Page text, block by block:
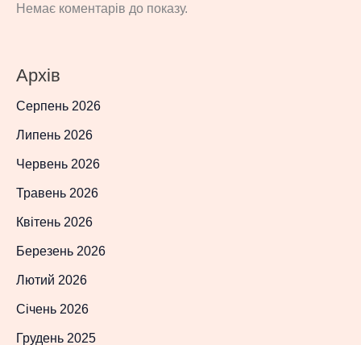
Немає коментарів до показу.
Архів
Серпень 2026
Липень 2026
Червень 2026
Травень 2026
Квітень 2026
Березень 2026
Лютий 2026
Січень 2026
Грудень 2025